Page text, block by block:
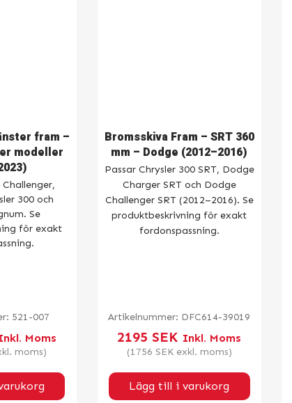
fram –
modeller
300 och
Se
för exakt
521-007
Moms
moms)
Bromsskiva Fram – SRT 360
mm – Dodge (2012–2016)
Passar Chrysler 300 SRT, Dodge
Charger SRT och Dodge
Challenger SRT (2012–2016). Se
produktbeskrivning för exakt
fordonspassning.
Artikelnummer: DFC614-39019
2195 SEK Inkl. Moms
(1756 SEKexkl. moms)
Lägg till i varukorg